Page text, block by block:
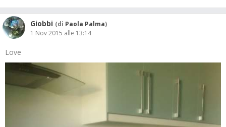
Giobbi (di Paola Palma)
1 Nov 2015 alle 13:14
Love